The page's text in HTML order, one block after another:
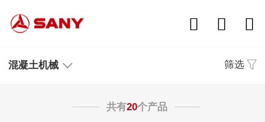
混凝土机械 筛选
共有20个产品